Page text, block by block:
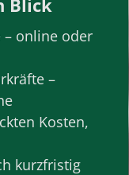
– online oder
–
Kosten,
kurzfristig